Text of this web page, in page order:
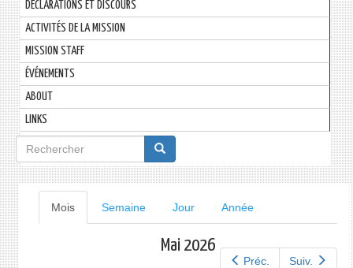
DÉCLARATIONS ET DISCOURS
ACTIVITÉS DE LA MISSION
MISSION STAFF
ÉVÉNEMENTS
ABOUT
LINKS
Formulaire
de
recherche
Onglets
principaux
Mois(onglet
actif)
Semaine Jour Année
Préc. Suiv.
Mai 2026